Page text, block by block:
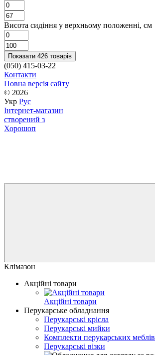
Висота сидіння у верхньому положенні, см
Показати 426 товарів
(050) 415-03-22
Контакти
Повна версія сайту
© 2026
Укр Рус
Інтернет-магазин
створений з
Хорошоп
Клімазон
Акційні товари
Акційні товари
Перукарське обладнання
Перукарські крісла
Перукарські мийки
Комплекти перукарських меблів
Перукарські візки